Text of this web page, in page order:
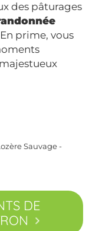
Sauvage -
des pâturages
prime, vous
DE